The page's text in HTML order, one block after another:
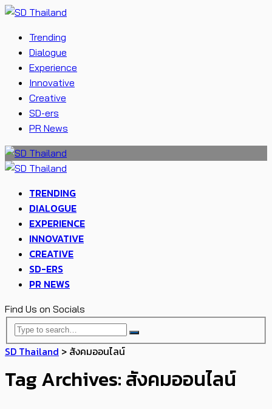
Trending
Dialogue
Experience
Innovative
Creative
SD-ers
PR News
TRENDING
DIALOGUE
EXPERIENCE
INNOVATIVE
CREATIVE
SD-ERS
PR NEWS
Find Us on Socials
SD Thailand > สังคมออนไลน์
Tag Archives: สังคมออนไลน์